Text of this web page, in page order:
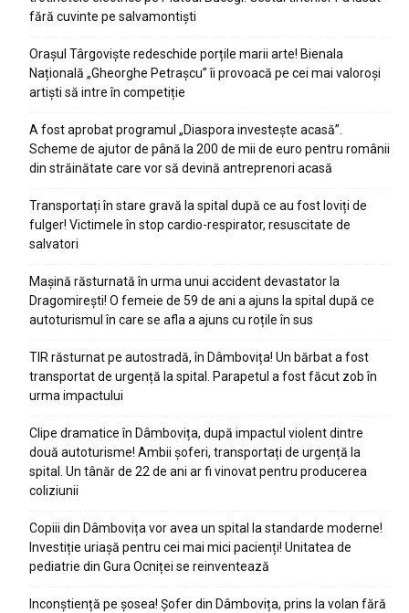
fără cuvinte pe salvamontiști
Orașul Târgoviște redeschide porțile marii arte! Bienala
Națională „Gheorghe Petrașcu” îi provoacă pe cei mai valoroși
artiști să intre în competiție
A fost aprobat programul „Diaspora investește acasă”.
Scheme de ajutor de până la 200 de mii de euro pentru românii
din străinătate care vor să devină antreprenori acasă
Transportați în stare gravă la spital după ce au fost loviți de
fulger! Victimele în stop cardio-respirator, resuscitate de
salvatori
Mașină răsturnată în urma unui accident devastator la
Dragomirești! O femeie de 59 de ani a ajuns la spital după ce
autoturismul în care se afla a ajuns cu roțile în sus
TIR răsturnat pe autostradă, în Dâmbovița! Un bărbat a fost
transportat de urgență la spital. Parapetul a fost făcut zob în
urma impactului
Clipe dramatice în Dâmbovița, după impactul violent dintre
două autoturisme! Ambii șoferi, transportați de urgență la
spital. Un tânăr de 22 de ani ar fi vinovat pentru producerea
coliziunii
Copiii din Dâmbovița vor avea un spital la standarde moderne!
Investiție uriașă pentru cei mai mici pacienți! Unitatea de
pediatrie din Gura Ocniței se reinventează
Inconștiență pe șosea! Șofer din Dâmbovița, prins la volan fără